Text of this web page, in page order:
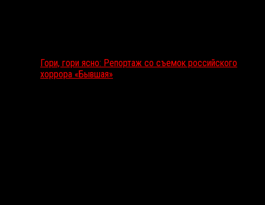
Гори, гори ясно: Репортаж со съемок российского
хоррора «Бывшая»